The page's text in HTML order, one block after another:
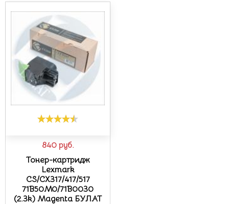
840 руб.
Тонер-картридж
Lexmark
CS/CX317/417/517
71B50M0/71B0030
(2.3k) Magenta БУЛАТ